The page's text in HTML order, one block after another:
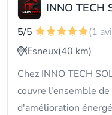
INNO TECH
5/5
(1
Esneux(40 km)
Chez INNO TECH
couvre l'ensemble
d'amélioration